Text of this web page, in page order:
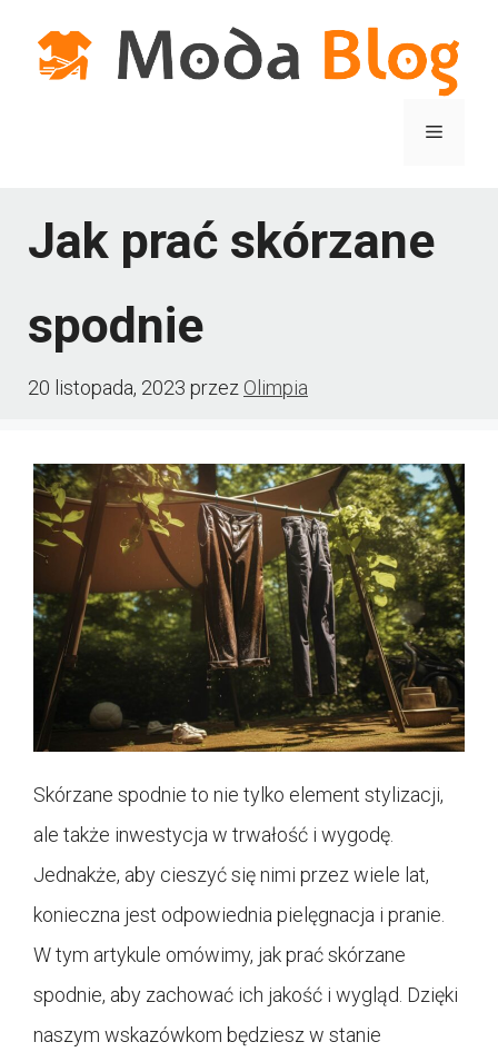
Menu
Jak prać skórzane
spodnie
20 listopada, 2023 przez Olimpia
Skórzane spodnie to nie tylko element stylizacji,
ale także inwestycja w trwałość i wygodę.
Jednakże, aby cieszyć się nimi przez wiele lat,
konieczna jest odpowiednia pielęgnacja i pranie.
W tym artykule omówimy, jak prać skórzane
spodnie, aby zachować ich jakość i wygląd. Dzięki
naszym wskazówkom będziesz w stanie